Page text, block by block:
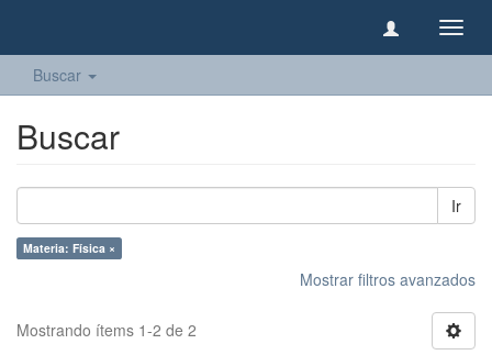
Buscar
Buscar
Ir
Materia: Física ×
Mostrar filtros avanzados
Mostrando ítems 1-2 de 2